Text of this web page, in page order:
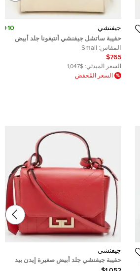
جيفنشي 10+
حقيبة ساتشل جيفنشي أنتيغونا جلد أبيض
صغيرة
المقاس: Small
$765
السعر المبدئي: $1,047
السعر المُخفض
جيفنشي
حقيبة جيفنشي جلد أبيض صغيرة إيدن بيد
علوية